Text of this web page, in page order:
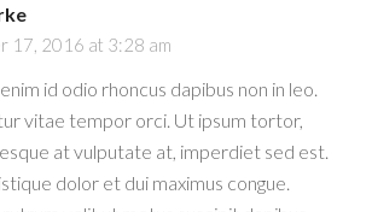
17, 2016 at 3:28 am
id odio rhoncus dapibus non in leo.
vitae tempor orci. Ut ipsum tortor,
at vulputate at, imperdiet sed est.
dolor et dui maximus congue.